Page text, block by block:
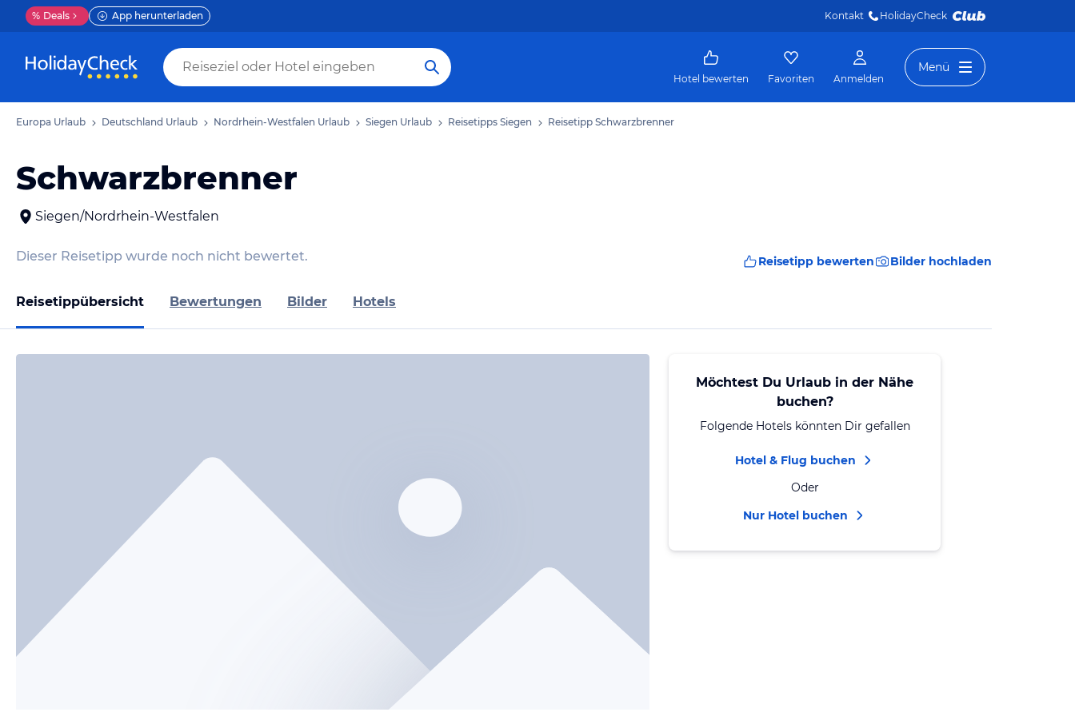
% Deals App herunterladen Kontakt HolidayCheck
Hotel bewerten Favoriten Anmelden
Menü
Europa Urlaub Deutschland Urlaub Nordrhein-Westfalen Urlaub Siegen Urlaub Reisetipps Siegen Reisetipp Schwarzbrenner
Schwarzbrenner
Siegen/Nordrhein-Westfalen
Dieser Reisetipp wurde noch nicht bewertet. Reisetipp bewerten Bilder hochladen
Reisetippübersicht Bewertungen Bilder Hotels
Möchtest Du Urlaub in der Nähe
buchen?
Folgende Hotels könnten Dir gefallen
Hotel & Flug buchen
Oder
Nur Hotel buchen